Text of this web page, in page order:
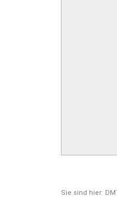
Sie sind hier: